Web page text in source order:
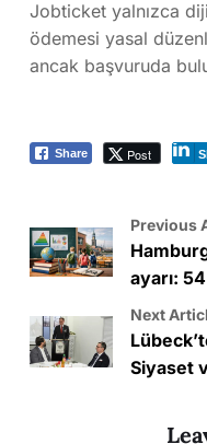
Jobticket yalnızca
ödemesi yasal
ancak başvuruda
Share Post
Previous
ayarı:
Next
Siyaset